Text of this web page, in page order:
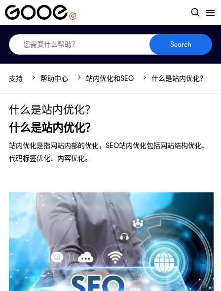
Search
支持 帮助中心 站内优化和SEO 什么是站内优化？
什么是站内优化？
什么是站内优化？
站内优化是指网站内部的优化，SEO站内优化包括网站结构优化、
代码标签优化、内容优化。